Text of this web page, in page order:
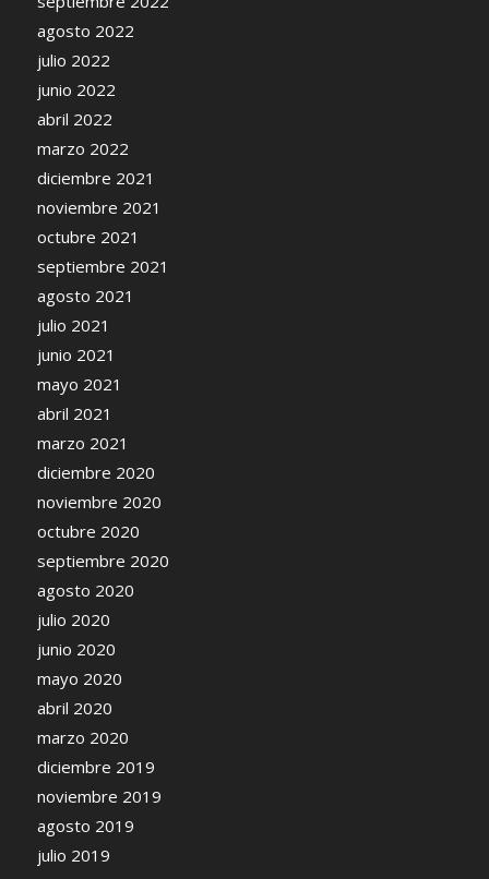
agosto 2022
julio 2022
junio 2022
abril 2022
marzo 2022
diciembre 2021
noviembre 2021
octubre 2021
septiembre 2021
agosto 2021
julio 2021
junio 2021
mayo 2021
abril 2021
marzo 2021
diciembre 2020
noviembre 2020
octubre 2020
septiembre 2020
agosto 2020
julio 2020
junio 2020
mayo 2020
abril 2020
marzo 2020
diciembre 2019
noviembre 2019
agosto 2019
julio 2019